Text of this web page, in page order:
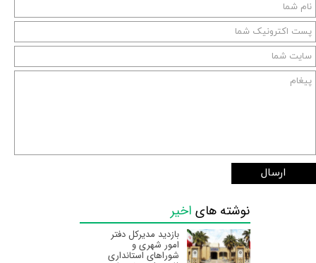
ارسال
نوشته های اخیر
بازدید مدیرکل دفتر
امور شهری و
شوراهای استانداری